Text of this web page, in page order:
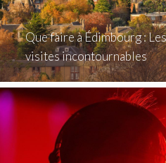
Que faire à Édimbourg :
visites incontournables